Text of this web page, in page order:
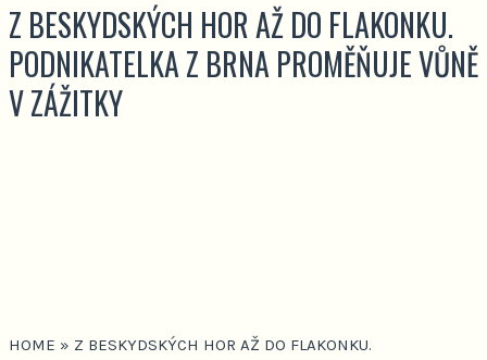
Z BESKYDSKÝCH HOR AŽ DO FLAKONKU.
PODNIKATELKA Z BRNA PROMĚŇUJE VŮNĚ
V ZÁŽITKY
HOME » Z BESKYDSKÝCH HOR AŽ DO FLAKONKU.